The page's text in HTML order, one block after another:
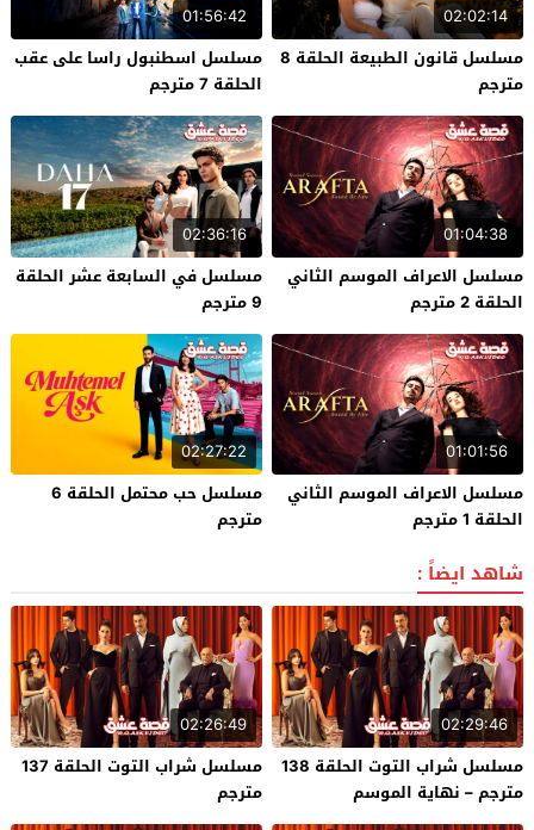
02:02:14
مسلسل قانون الطبيعة الحلقة 8
مترجم
01:56:42
مسلسل اسطنبول راسا على عقب
الحلقة 7 مترجم
01:04:38
مسلسل الاعراف الموسم الثاني
الحلقة 2 مترجم
02:36:16
مسلسل في السابعة عشر الحلقة
9 مترجم
01:01:56
مسلسل الاعراف الموسم الثاني
الحلقة 1 مترجم
02:27:22
مسلسل حب محتمل الحلقة 6
مترجم
شاهد ايضاً :
02:29:46
مسلسل شراب التوت الحلقة 138
مترجم – نهاية الموسم
02:26:49
مسلسل شراب التوت الحلقة 137
مترجم